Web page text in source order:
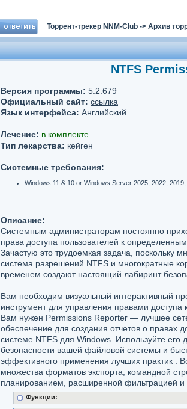
Торрент-трекер NNM-Club -> Архив
NTFS
Версия программы: 5.2.679
Официальный сайт: ссылка
Язык интерфейса: Английский
Лечение: в комплекте
Тип лекарства: кейген
Системные требования:
Windows 11 & 10 or Windows Server 2025, 2022,
Описание:
Системным администраторам постоянно
права доступа пользователей к
Зачастую это трудоемкая задача, поскольку
система разрешений NTFS и многократные
временем создают настоящий лабиринт
Вам необходим визуальный интерактивный
инструмент для управления правами
Вам нужен Permissions Reporter — лучшее
обеспечение для создания отчетов о правах
системе NTFS для Windows. Используйте его
безопасности вашей файловой системы и
эффективного применения лучших практик .
множества форматов экспорта, командной
планированием, расширенной фильтрацией и
Функции: